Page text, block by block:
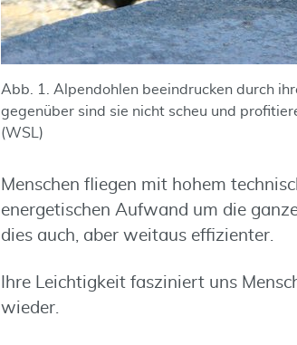
Abb. 1. Alpendohlen beeindrucken durch
gegenüber sind sie nicht scheu und
(WSL)
Menschen fliegen mit hohem
energetischen Aufwand um die
dies auch, aber weitaus effizienter.
Ihre Leichtigkeit fasziniert uns
wieder.